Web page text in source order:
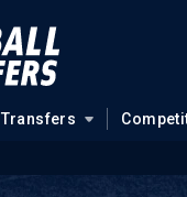
Transfers